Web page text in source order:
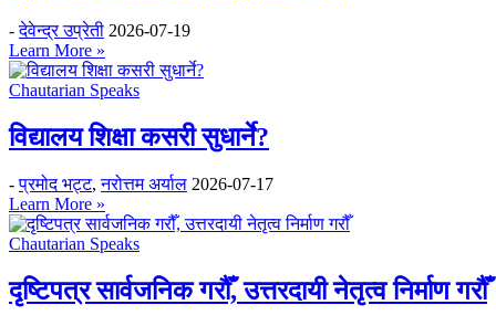
-देवेन्द्र उप्रेती 2026-07-19
Learn More »
Chautarian Speaks
विद्यालय शिक्षा कसरी सुधार्ने?
-प्रमोद भट्ट,नरोत्तम अर्याल 2026-07-17
Learn More »
Chautarian Speaks
दृष्टिपत्र सार्वजनिक गरौँ, उत्तरदायी नेतृत्व निर्माण गरौँ